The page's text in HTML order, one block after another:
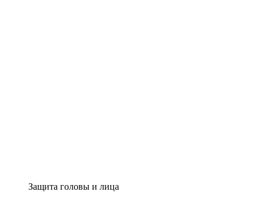
Защита головы и лица